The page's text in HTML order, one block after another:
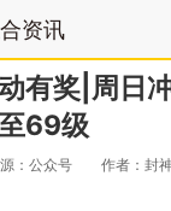
资讯
有奖|周日
69级
：公众号 作者：封